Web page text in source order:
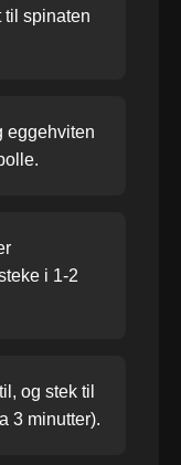
til spinaten
eggehviten
i 1-2
og stek til
3 minutter).